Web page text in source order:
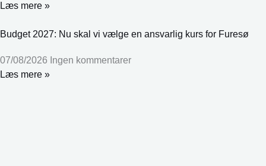
Læs mere »
Budget 2027: Nu skal vi vælge en ansvarlig kurs for Furesø
07/08/2026 Ingen kommentarer
Læs mere »